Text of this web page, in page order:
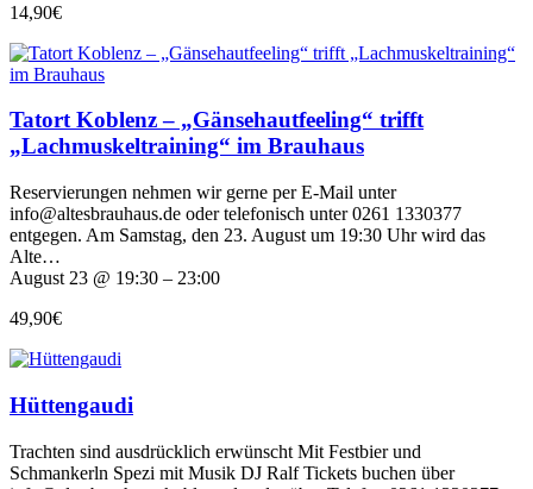
14,90€
Tatort Koblenz – „Gänsehautfeeling“ trifft
„Lachmuskeltraining“ im Brauhaus
Reservierungen nehmen wir gerne per E-Mail unter
info@altesbrauhaus.de oder telefonisch unter 0261 1330377
entgegen. Am Samstag, den 23. August um 19:30 Uhr wird das
Alte…
August 23 @ 19:30 – 23:00
49,90€
Hüttengaudi
Trachten sind ausdrücklich erwünscht Mit Festbier und
Schmankerln Spezi mit Musik DJ Ralf Tickets buchen über